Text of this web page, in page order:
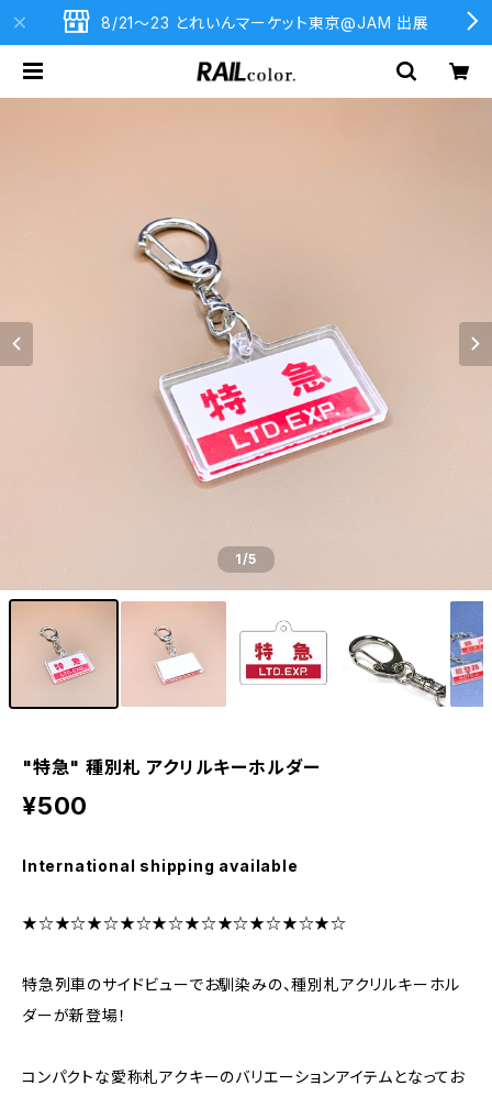
8/21〜23 とれいんマーケット東京@JAM 出展
1/5
"特急" 種別札 アクリルキーホルダー
¥500
International shipping available
★☆★☆★☆★☆★☆★☆★☆★☆★☆★☆
特急列車のサイドビューでお馴染みの、種別札アクリルキーホル
ダーが新登場！
コンパクトな愛称札アクキーのバリエーションアイテムとなってお